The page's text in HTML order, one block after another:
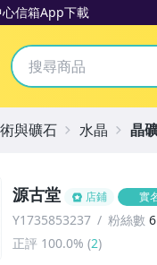
信箱App下載
Yahoo拍賣
源古堂 店鋪 實
Y1735853237 粉絲數 6
正評 100.0% (2)
與礦石 水晶 晶